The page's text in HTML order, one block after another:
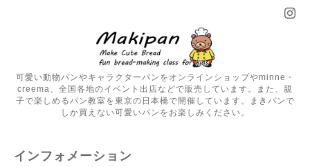
可愛い動物パンやキャラクターパンをオンラインショップやminne・
creema、全国各地のイベント出店などで販売しています。また、親
子で楽しめるパン教室を東京の日本橋で開催しています。まきパンで
しか買えない可愛いパンをお楽しみください。
インフォメーション